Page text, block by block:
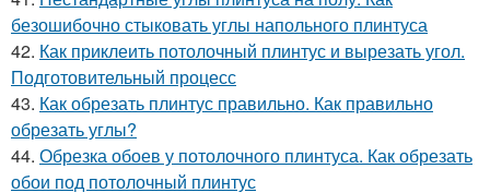
безошибочно стыковать углы напольного плинтуса
42. Как приклеить потолочный плинтус и вырезать угол.
Подготовительный процесс
43. Как обрезать плинтус правильно. Как правильно
обрезать углы?
44. Обрезка обоев у потолочного плинтуса. Как обрезать
обои под потолочный плинтус